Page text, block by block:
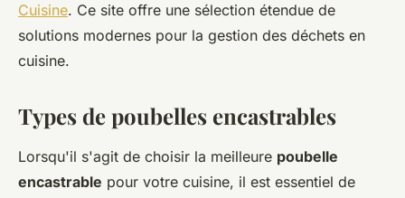
Cuisine. Ce site offre une sélection étendue de
solutions modernes pour la gestion des déchets en
cuisine.
Types de poubelles encastrables
Lorsqu'il s'agit de choisir la meilleure poubelle
encastrable pour votre cuisine, il est essentiel de